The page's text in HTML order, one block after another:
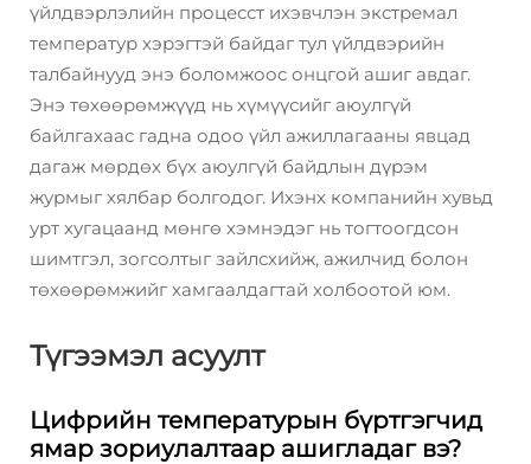
үйлдвэрлэлийн процесст ихэвчлэн экстремал
температур хэрэгтэй байдаг тул үйлдвэрийн
талбайнууд энэ боломжоос онцгой ашиг авдаг.
Энэ төхөөрөмжүүд нь хүмүүсийг аюулгүй
байлгахаас гадна одоо үйл ажиллагааны явцад
дагаж мөрдөх бүх аюулгүй байдлын дүрэм
журмыг хялбар болгодог. Ихэнх компанийн хувьд
урт хугацаанд мөнгө хэмнэдэг нь тогтоогдсон
шимтгэл, зогсолтыг зайлсхийж, ажилчид болон
төхөөрөмжийг хамгаалдагтай холбоотой юм.
Түгээмэл асуулт
Цифрийн температурын бүртгэгчид
ямар зориулалтаар ашигладаг вэ?